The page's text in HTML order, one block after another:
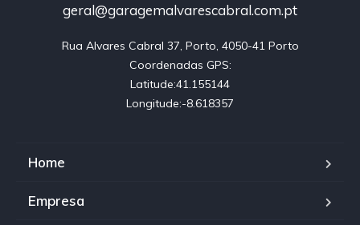
geral@garagemalvarescabral.com.pt
Rua Alvares Cabral 37, Porto, 4050-41 Porto
Coordenadas GPS:
Latitude:41.155144
Longitude:-8.618357
Home
Empresa